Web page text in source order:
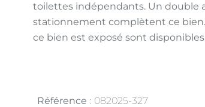
toilettes indépendants. Un double
stationnement complètent ce
ce bien est exposé sont
Référence 082025-327